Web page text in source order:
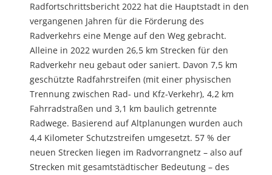
Radfortschrittsbericht 2022 hat die Hauptstadt in den
vergangenen Jahren für die Förderung des
Radverkehrs eine Menge auf den Weg gebracht.
Alleine in 2022 wurden 26,5 km Strecken für den
Radverkehr neu gebaut oder saniert. Davon 7,5 km
geschützte Radfahrstreifen (mit einer physischen
Trennung zwischen Rad- und Kfz-Verkehr), 4,2 km
Fahrradstraßen und 3,1 km baulich getrennte
Radwege. Basierend auf Altplanungen wurden auch
4,4 Kilometer Schutzstreifen umgesetzt. 57 % der
neuen Strecken liegen im Radvorrangnetz – also auf
Strecken mit gesamtstädtischer Bedeutung – des